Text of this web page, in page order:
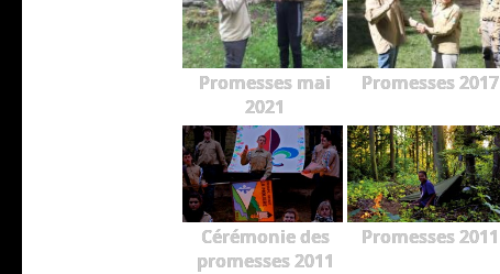
Promesses mai
2021
Promesses 2017
Cérémonie des
promesses 2011
Promesses 2011